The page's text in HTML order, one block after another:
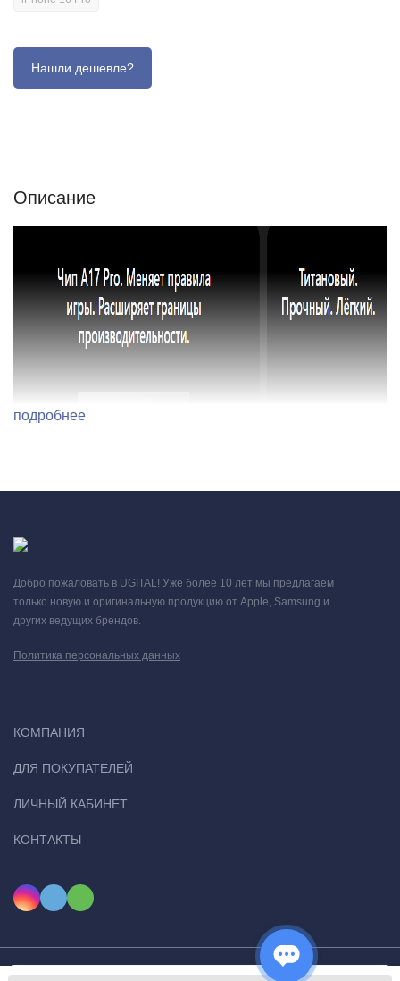
Описание
подробнее
Добро пожаловать в UGITAL! Уже более 10 лет мы предлагаем
только новую и оригинальную продукцию от Apple, Samsung и
других ведущих брендов.
Политика персональных данных
КОМПАНИЯ
ДЛЯ ПОКУПАТЕЛЕЙ
ЛИЧНЫЙ КАБИНЕТ
КОНТАКТЫ